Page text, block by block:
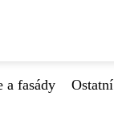
a fasády Ostatní